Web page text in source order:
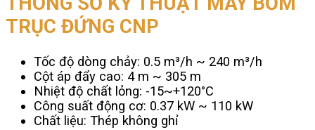
TRỤC ĐỨNG CNP
Tốc độ dòng chảy: 0.5 m³/h ~ 240 m³/h
Cột áp đẩy cao: 4 m ~ 305 m
Nhiệt độ chất lỏng: -15~+120°C
Công suất động cơ: 0.37 kW ~ 110 kW
Chất liệu: Thép không ghỉ